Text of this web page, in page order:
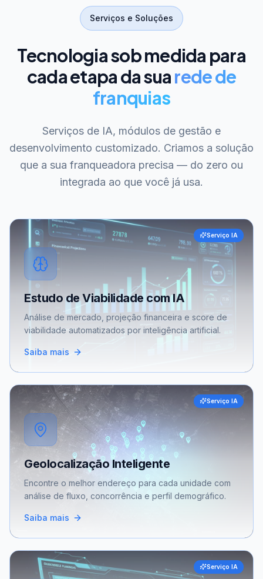
Serviços e Soluções
Tecnologia sob medida para
cada etapa da suarede de
franquias
Serviços de IA, módulos de gestão e
desenvolvimento customizado. Criamos a solução
que a sua franqueadora precisa — do zero ou
integrada ao que você já usa.
Serviço IA
Estudo de Viabilidade com IA
Análise de mercado, projeção financeira e score de
viabilidade automatizados por inteligência artificial.
Saiba mais
Serviço IA
Geolocalização Inteligente
Encontre o melhor endereço para cada unidade com
análise de fluxo, concorrência e perfil demográfico.
Saiba mais
Serviço IA